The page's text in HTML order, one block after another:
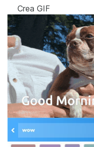
Crea GIF